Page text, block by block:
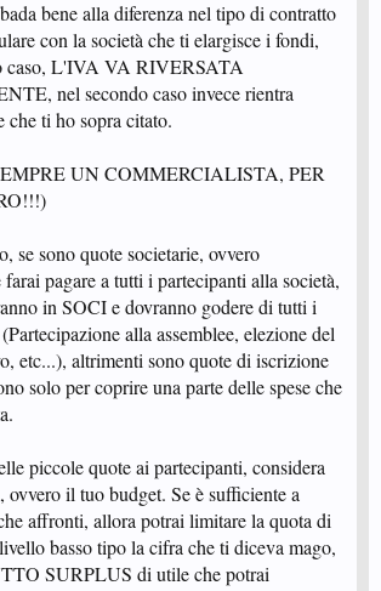
bene alla diferenza nel tipo di contratto
con la società che ti elargisce i fondi,
caso, L'IVA VA RIVERSATA
nel secondo caso invece rientra
che ti ho sopra citato.
UN COMMERCIALISTA, PER
se sono quote societarie, ovvero
pagare a tutti i partecipanti alla società,
in SOCI e dovranno godere di tutti i
alla assemblee, elezione del
etc...), altrimenti sono quote di iscrizione
solo per coprire una parte delle spese che
piccole quote ai partecipanti, considera
ovvero il tuo budget. Se è sufficiente a
affronti, allora potrai limitare la quota di
basso tipo la cifra che ti diceva mago,
SURPLUS di utile che potrai